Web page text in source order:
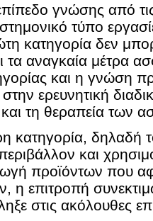
γνώσης από τις
τύπο
κατηγορία δεν
αναγκαία μέτρα
και η γνώση
ερευνητική
τη θεραπεία των
κατηγορία, δηλαδή
και
προϊόντων που
επιτροπή
στις ακόλουθες